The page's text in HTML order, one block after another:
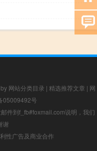
网站分类目录 | 精选推荐文章 | 网
05009492号
件到f_fb#foxmail.com说明，我们
谢
性广告及商业合作